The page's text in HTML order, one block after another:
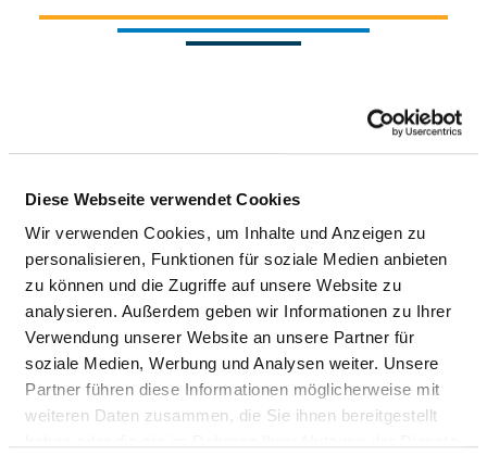
Diese Webseite verwendet Cookies
Wir verwenden Cookies, um Inhalte und Anzeigen zu
personalisieren, Funktionen für soziale Medien anbieten
zu können und die Zugriffe auf unsere Website zu
analysieren. Außerdem geben wir Informationen zu Ihrer
Verwendung unserer Website an unsere Partner für
soziale Medien, Werbung und Analysen weiter. Unsere
Partner führen diese Informationen möglicherweise mit
weiteren Daten zusammen, die Sie ihnen bereitgestellt
Medical services
Services & facilities
MEDICAL AND NURSING SERVICES
TREATMENTS / THERAPIES